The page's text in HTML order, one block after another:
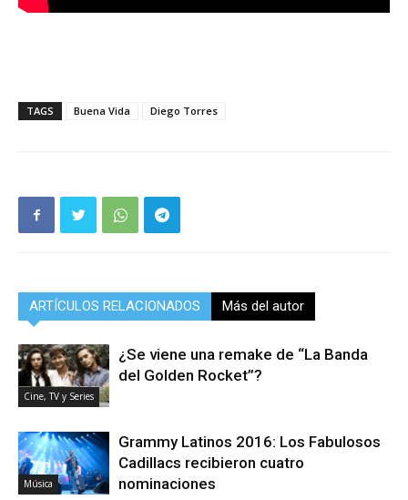
TAGS Buena Vida Diego Torres
ARTÍCULOS RELACIONADOS Más del autor
Cine, TV y Series
¿Se viene una remake de “La Banda
del Golden Rocket”?
Música
Grammy Latinos 2016: Los Fabulosos
Cadillacs recibieron cuatro
nominaciones